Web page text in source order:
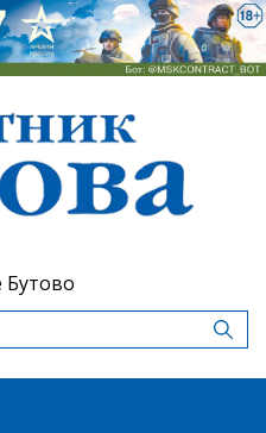
Бутово